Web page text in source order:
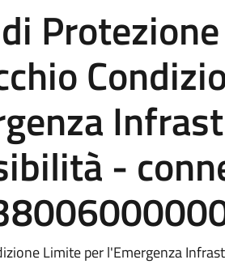
-
Limite per l'Emergenza